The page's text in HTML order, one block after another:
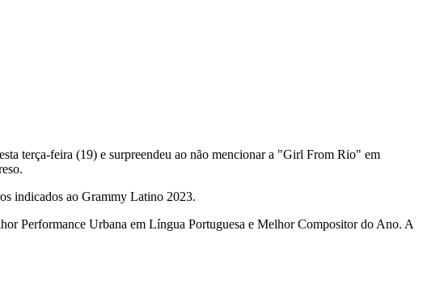
terça-feira (19) e surpreendeu ao não mencionar a "Girl From Rio" em
indicados ao Grammy Latino 2023.
Performance Urbana em Língua Portuguesa e Melhor Compositor do Ano. A